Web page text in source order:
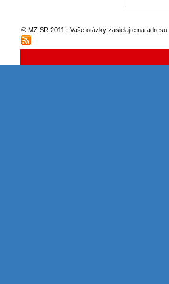
© MZ SR 2011 | Vaše otázky zasielajte na adresu